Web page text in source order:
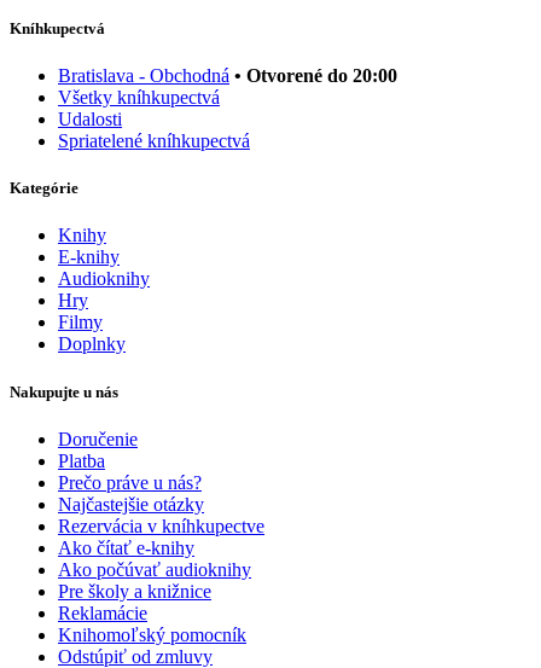
Kníhkupectvá
Bratislava - Obchodná • Otvorené do 20:00
Všetky kníhkupectvá
Udalosti
Spriatelené kníhkupectvá
Kategórie
Knihy
E-knihy
Audioknihy
Hry
Filmy
Doplnky
Nakupujte u nás
Doručenie
Platba
Prečo práve u nás?
Najčastejšie otázky
Rezervácia v kníhkupectve
Ako čítať e-knihy
Ako počúvať audioknihy
Pre školy a knižnice
Reklamácie
Knihomoľský pomocník
Odstúpiť od zmluvy